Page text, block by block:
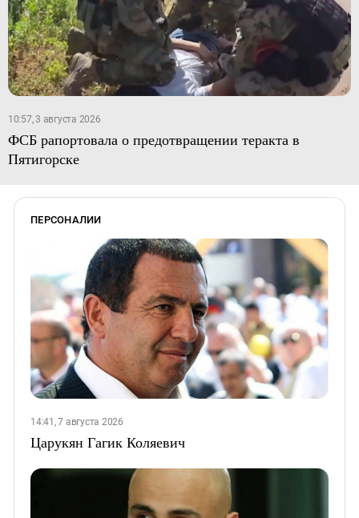
10:57, 3 августа 2026
ФСБ рапортовала о предотвращении теракта в
Пятигорске
ПЕРСОНАЛИИ
14:41, 7 августа 2026
Царукян Гагик Коляевич